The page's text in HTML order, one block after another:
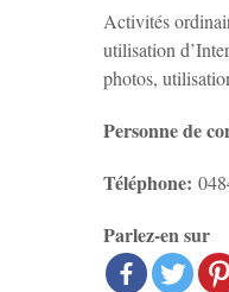
Activités
utilisation
photos,
Personne de
Téléphone:
Parlez-en sur